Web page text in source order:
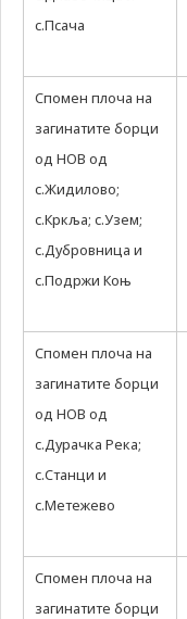
с.Псача
Спомен плоча на
загинатите борци
од НОВ од
с.Жидилово;
с.Кркља; с.Узем;
с.Дубровница и
с.Подржи Коњ
Спомен плоча на
загинатите борци
од НОВ од
с.Дурачка Река;
с.Станци и
с.Метежево
Спомен плоча на
загинатите борци